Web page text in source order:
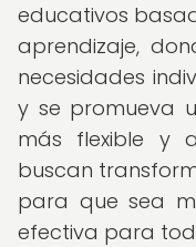
educativos
aprendizaje,
necesidades
y se promueva
más flexible y
buscan
para que sea
efectiva para